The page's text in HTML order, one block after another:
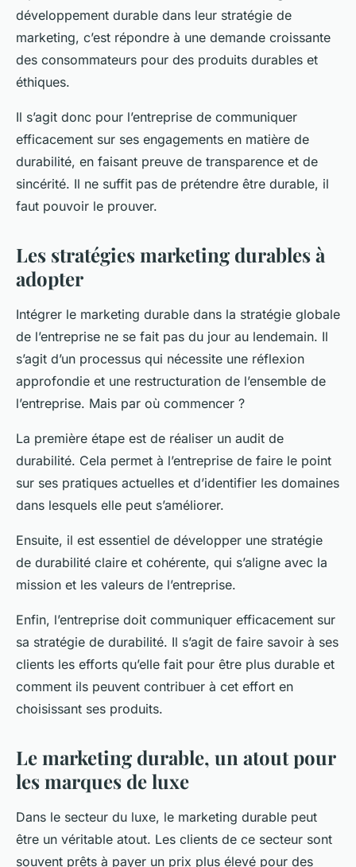
développement durable dans leur stratégie de
marketing, c’est répondre à une demande croissante
des consommateurs pour des produits durables et
éthiques.
Il s’agit donc pour l’entreprise de communiquer
efficacement sur ses engagements en matière de
durabilité, en faisant preuve de transparence et de
sincérité. Il ne suffit pas de prétendre être durable, il
faut pouvoir le prouver.
Les stratégies marketing durables à
adopter
Intégrer le marketing durable dans la stratégie globale
de l’entreprise ne se fait pas du jour au lendemain. Il
s’agit d’un processus qui nécessite une réflexion
approfondie et une restructuration de l’ensemble de
l’entreprise. Mais par où commencer ?
La première étape est de réaliser un audit de
durabilité. Cela permet à l’entreprise de faire le point
sur ses pratiques actuelles et d’identifier les domaines
dans lesquels elle peut s’améliorer.
Ensuite, il est essentiel de développer une stratégie
de durabilité claire et cohérente, qui s’aligne avec la
mission et les valeurs de l’entreprise.
Enfin, l’entreprise doit communiquer efficacement sur
sa stratégie de durabilité. Il s’agit de faire savoir à ses
clients les efforts qu’elle fait pour être plus durable et
comment ils peuvent contribuer à cet effort en
choisissant ses produits.
Le marketing durable, un atout pour
les marques de luxe
Dans le secteur du luxe, le marketing durable peut
être un véritable atout. Les clients de ce secteur sont
souvent prêts à payer un prix plus élevé pour des